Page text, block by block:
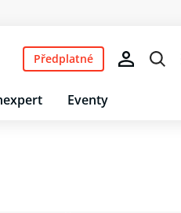
Eventy
Předplatné